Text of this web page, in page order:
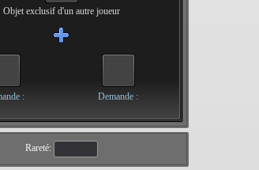
Objet exclusif d'un autre joueur
: Demande :
Rareté: